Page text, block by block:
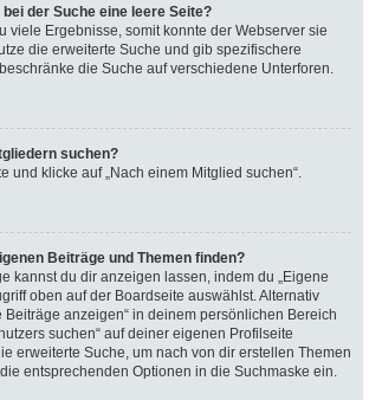
der Suche eine leere Seite?
viele Ergebnisse, somit konnte der Webserver sie
die erweiterte Suche und gib spezifischere
die Suche auf verschiedene Unterforen.
suchen?
und klicke auf „Nach einem Mitglied suchen“.
Beiträge und Themen finden?
kannst du dir anzeigen lassen, indem du „Eigene
oben auf der Boardseite auswählst. Alternativ
Beiträge anzeigen“ in deinem persönlichen Bereich
suchen“ auf deiner eigenen Profilseite
erweiterte Suche, um nach von dir erstellen Themen
entsprechenden Optionen in die Suchmaske ein.